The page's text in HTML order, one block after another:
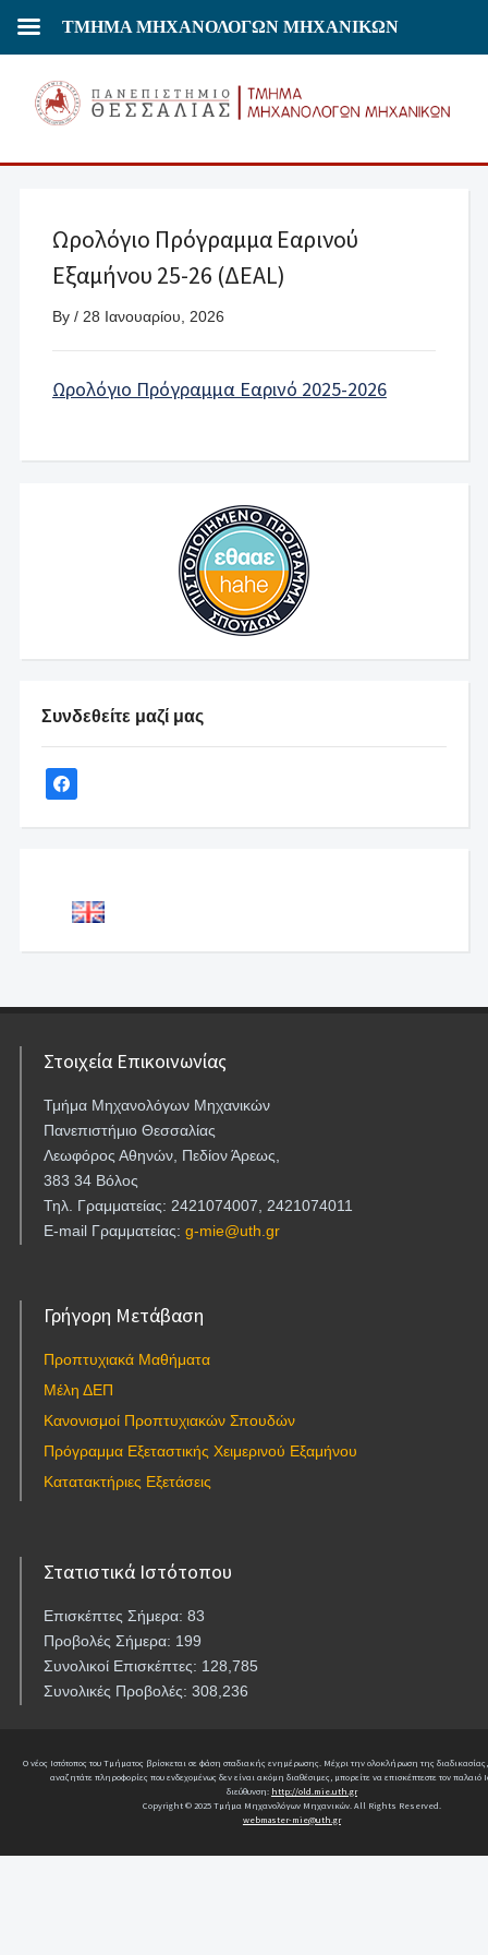
Συνδεθείτε μαζί μας
Ωρολόγιο Πρόγραμμα Εαρινού
Εξαμήνου 25-26 (ΔΕΑL)
By / 28 Ιανουαρίου, 2026
Ωρολόγιο Πρόγραμμα Εαρινό 2025-2026
Στοιχεία Επικοινωνίας
Τμήμα Μηχανολόγων Μηχανικών
Πανεπιστήμιο Θεσσαλίας
Λεωφόρος Αθηνών, Πεδίον Άρεως,
383 34 Βόλος
Τηλ. Γραμματείας: 2421074007, 2421074011
E-mail Γραμματείας: g-mie@uth.gr
Γρήγορη Μετάβαση
Προπτυχιακά Μαθήματα
Μέλη ΔΕΠ
Κανονισμοί Προπτυχιακών Σπουδών
Πρόγραμμα Εξεταστικής Χειμερινού Εξαμήνου
Κατατακτήριες Εξετάσεις
Στατιστικά Ιστότοπου
Επισκέπτες Σήμερα: 83
Προβολές Σήμερα: 199
Συνολικοί Επισκέπτες: 128,785
Συνολικές Προβολές: 308,236
Ο νέος Ιστότοπος του Τμήματος βρίσκεται σε φάση σταδιακής ενημέρωσης. Μέχρι την ολοκλήρωση της
αναζητάτε πληροφορίες που ενδεχομένως δεν είναι ακόμη διαθέσιμες, μπορείτε να επισκέπτεστε τον παλαιό
διεύθυνση: http://old.mie.uth.gr
Copyright © 2025 Τμήμα Μηχανολόγων Μηχανικών. All Rights Reserved.
webmaster-mie@uth.gr
ΤΜΗΜΑ ΜΗΧΑΝΟΛΟΓΩΝ ΜΗΧΑΝΙΚΩΝ